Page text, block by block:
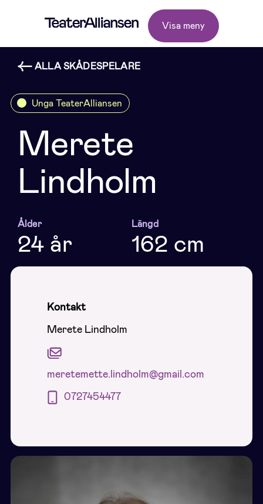
Visa meny
ALLA SKÅDESPELARE
Unga TeaterAlliansen
Merete
Lindholm
Ålder
24 år
Längd
162 cm
Kontakt
Merete Lindholm
meretemette.lindholm@gmail.com
0727454477